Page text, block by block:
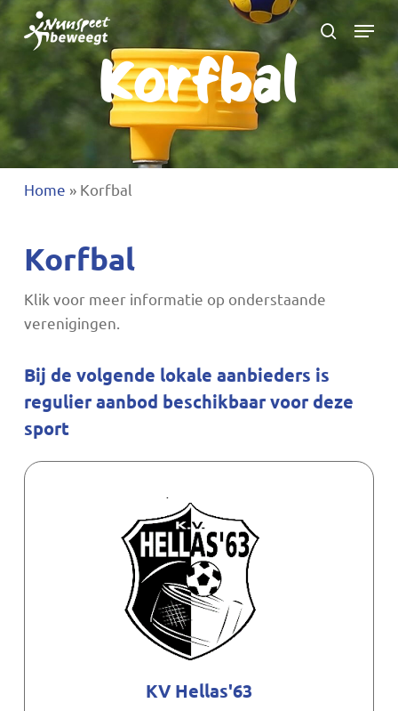
Ga
naar
hoofdinhoud
zoeken
Menu
Korfbal
Home » Korfbal
Korfbal
Klik voor meer informatie op onderstaande
verenigingen.
Bij de volgende lokale aanbieders is
regulier aanbod beschikbaar voor deze
sport
KV Hellas'63
Menu